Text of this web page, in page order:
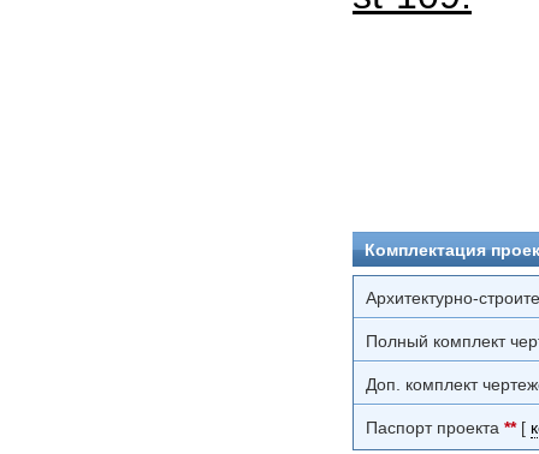
Комплектация
Архитектурно-
Полный комплект
Доп. комплект
Паспорт проекта **[